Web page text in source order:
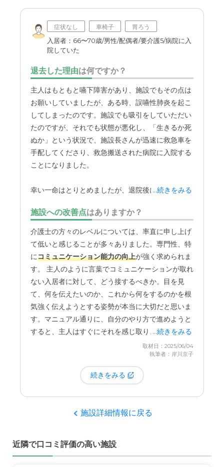
職員・スタッフ・他入居者の雰囲気について
入居の相談から入居まで、色々説明してくれて助かりまし
た。介護職員の方もとても親切です。
新規にできた介護付き老人ホームなので、とにかく綺麗で
すし、部屋が広いです。文句なしです。
介護医療サービスについて
先程の質問でも書きましたが、生活指導員の方、介護職員
の方、PTの方皆さん、しっかりフォローしてくれていま
すと、入居した本人が言ってます。
近隣環境や交通アクセスについて
駅から近くはないが遠くもなく、行きやすい場所です。施
設裏には公園があり、部屋から眺めるのもいいものです。
料金費用について
予算内で入居できました。何と言っても予算です。だって
予算内でなければ、そもそも入居の候補にもなりません
よ。
症状なし 車椅子 胃ろう
入居者：66〜70歳/男性/配偶者/要介護5/病院に入
院していた
退去した理由は何ですか？
主人はもともと嚥下障害があり、施設でもその点は
お願いしていましたが、ある時、誤嚥性肺炎を起こ
してしまったのです。施設でも吸引をしていただい
たのですが、それでも状態が悪化し、「生きるか死
ぬか」という状況で、施設長さんが迅速に救急車を
手配してくださり、救急搬送された病院に入院する
ことになりました。
幸い一命はとりとめましたが、退院後に施設に戻る
設へ移ることになりました。施設には約1年半在籍
しましたが、これが退去の直接的な理由です。
誤嚥
性肺炎
だったので、仕方がないことだと思っていま
す。
...続きをみる
施設への改善点はありますか？
介護士の方々のレベルについては、率直に申し上げ
て低いと感じることが多々ありました。専門性、特
にコミュニケーション能力の向上が強く求められま
す。 主人のように言葉でコミュニケーションが取れ
ない入居者に対して、どう接するべきか。目を見
て、何を伝えたいのか、これから何をするのかを根
気強く伝えようとする姿勢が本当に大切だと思いま
す。マニュアル通りに、自分のやり方で進めようと
すると、主人はすぐにそれを感じ取り、拒否してい
また、残念ながら基本的なケアの質についても疑問
を感じる場面がありました。例えば、排泄介助の際
れてしまうことがありました。これは本当に辛かっ
たです。ベテランの看護師さんが気づいて対応して
そして、スタッフの入れ替わりが非常に激しいこと
...続きをみる
取材日：2025/06/04
執筆者：岸川京子
続きをみる
施設詳細情報に戻る
近隣で口コミ評価の高い施設